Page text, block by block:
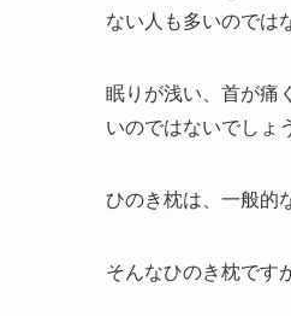
ない人も多いのでは
眠りが浅い、首が痛
いのではないでしょ
ひのき枕は、一般的
そんなひのき枕です